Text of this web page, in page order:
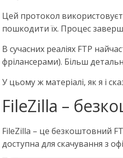
Цей протокол
пошкодити їх. Процес
В сучасних реаліях FTP
фрілансерами). Більш
У цьому ж матеріалі, як я і
FileZilla –
FileZilla – це безкоштовний
доступна для скачування з